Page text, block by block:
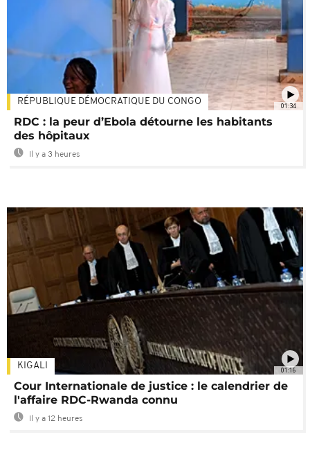
01:34
RÉPUBLIQUE DÉMOCRATIQUE DU CONGO
RDC : la peur d’Ebola détourne les habitants
des hôpitaux
Il y a 3 heures
01:16
KIGALI
Cour Internationale de justice : le calendrier de
l'affaire RDC-Rwanda connu
Il y a 12 heures